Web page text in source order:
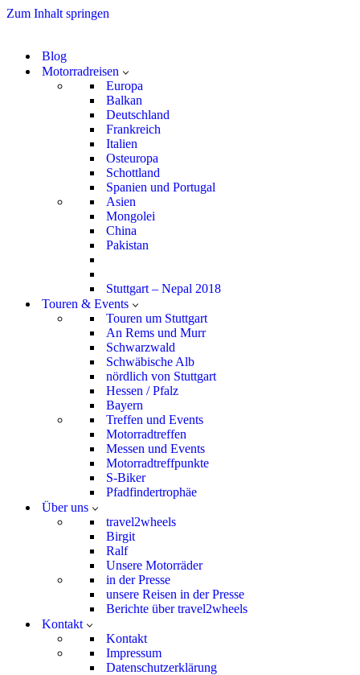
Zum Inhalt springen
Blog
Motorradreisen
Europa
Balkan
Deutschland
Frankreich
Italien
Osteuropa
Schottland
Spanien und Portugal
Asien
Mongolei
China
Pakistan
Stuttgart – Nepal 2018
Touren & Events
Touren um Stuttgart
An Rems und Murr
Schwarzwald
Schwäbische Alb
nördlich von Stuttgart
Hessen / Pfalz
Bayern
Treffen und Events
Motorradtreffen
Messen und Events
Motorradtreffpunkte
S-Biker
Pfadfindertrophäe
Über uns
travel2wheels
Birgit
Ralf
Unsere Motorräder
in der Presse
unsere Reisen in der Presse
Berichte über travel2wheels
Kontakt
Kontakt
Impressum
Datenschutzerklärung